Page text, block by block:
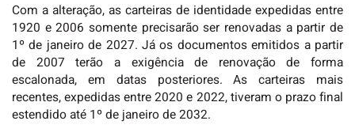
Com a alteração, as carteiras de identidade expedidas entre
1920 e 2006 somente precisarão ser renovadas a partir de
1º de janeiro de 2027. Já os documentos emitidos a partir
de 2007 terão a exigência de renovação de forma
escalonada, em datas posteriores. As carteiras mais
recentes, expedidas entre 2020 e 2022, tiveram o prazo final
estendido até 1º de janeiro de 2032.